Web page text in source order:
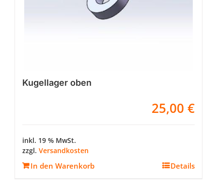
Kugellager oben
25,00 €
inkl. 19 % MwSt.
zzgl. Versandkosten
In den Warenkorb Details